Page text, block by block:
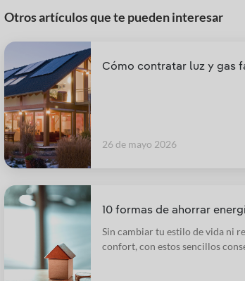
Otros artículos que te pueden interesar
Cómo contratar luz y gas
26 de mayo 2026
10 formas de ahorrar
Sin cambiar tu estilo de vida ni
confort, con estos sencillos